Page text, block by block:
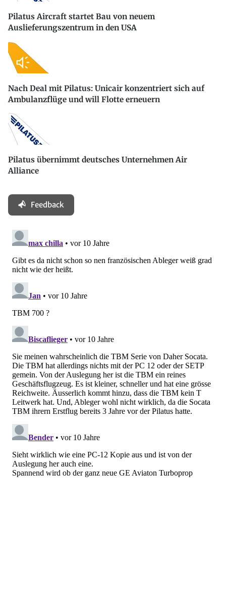
Pilatus Aircraft startet Bau von neuem
Auslieferungszentrum in den USA
Nach Deal mit Pilatus: Unicair konzentriert sich auf
Ambulanzflüge und will Flotte erneuern
Pilatus übernimmt deutsches Unternehmen Air
Alliance
Feedback